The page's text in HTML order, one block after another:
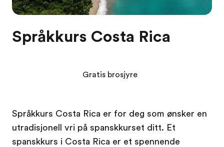
Språkkurs Costa Rica
Språkkurs Costa Rica er for deg som ønsker en
utradisjonell vri på spanskkurset ditt. Et
spanskkurs i Costa Rica er et spennende
Gratis brosjyre